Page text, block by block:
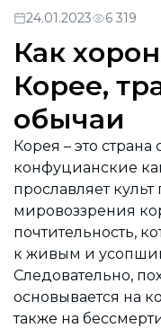
24.01.2023 6 319
Как
Корее,
обычаи
Корея – это
конфуцианские
прославляет
мировоззрения
почтительность,
к живым и
Следовательно,
основывается на
также на